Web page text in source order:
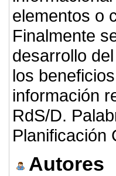
elementos o
Finalmente
desarrollo
los
información
RdS/D.
Planificación
Autores